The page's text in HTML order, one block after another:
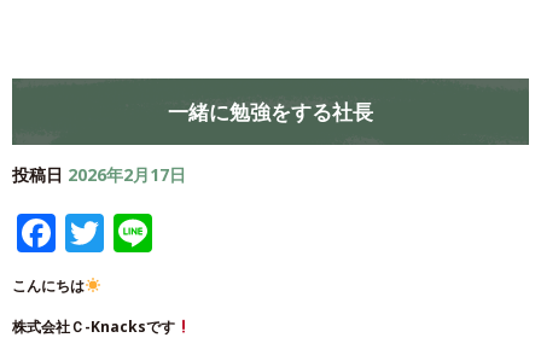
一緒に勉強をする社長
投稿日 2026年2月17日
Facebook
Twitter
こんにちは
株式会社Ｃ-Knacksです